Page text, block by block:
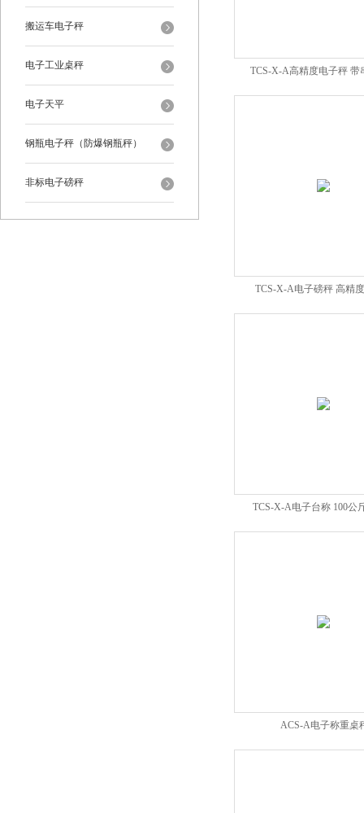
搬运车电子秤
电子工业桌秤
电子天平
钢瓶电子秤（防爆钢瓶秤）
非标电子磅秤
TCS-X-A高精度电子秤 带
TCS-X-A电子磅秤 高精
TCS-X-A电子台称 100公
ACS-A电子称重桌